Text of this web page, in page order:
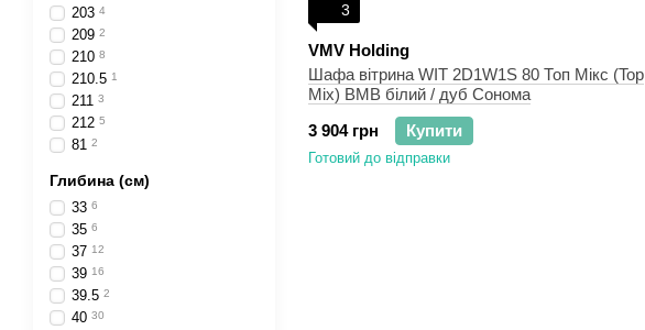
3
VMV Holding
Шафа вітрина WIT 2D1W1S 80 Топ Мікс (Top
Mix) ВМВ білий / дуб Сонома
3 904 грн
Купити
Готовий до відправки
203 4
209 2
210 8
210.5 1
211 3
212 5
81 2
Глибина (см)
33 6
35 6
37 12
39 16
39.5 2
40 30